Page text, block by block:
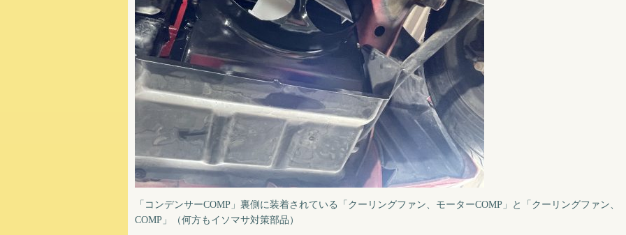
「コンデンサーCOMP」裏側に装着されている「クーリングファン、モーターCOMP」と「クーリングファン、
COMP」（何方もイソマサ対策部品）